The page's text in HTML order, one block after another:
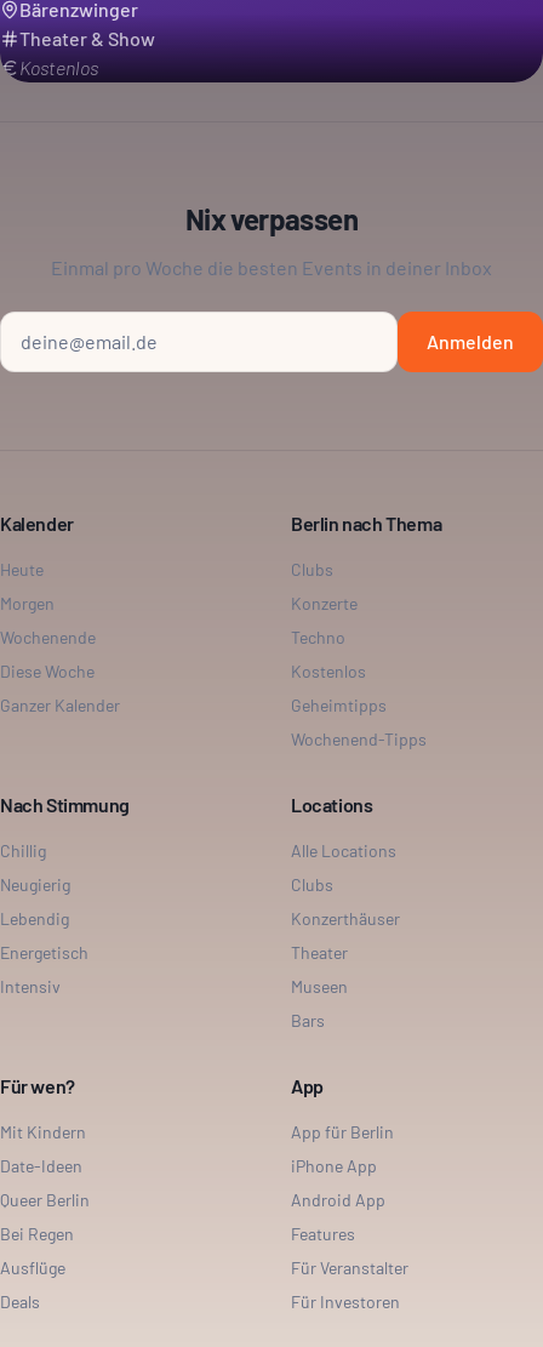
Bärenzwinger
Theater & Show
Kostenlos
Nix verpassen
Einmal pro Woche die besten Events in deiner Inbox
Anmelden
Kalender
Heute
Morgen
Wochenende
Diese Woche
Ganzer Kalender
Berlin nach Thema
Clubs
Konzerte
Techno
Kostenlos
Geheimtipps
Wochenend-Tipps
Nach Stimmung
Chillig
Neugierig
Lebendig
Energetisch
Intensiv
Locations
Alle Locations
Clubs
Konzerthäuser
Theater
Museen
Bars
Für wen?
Mit Kindern
Date-Ideen
Queer Berlin
Bei Regen
Ausflüge
Deals
App
App für Berlin
iPhone App
Android App
Features
Für Veranstalter
Für Investoren